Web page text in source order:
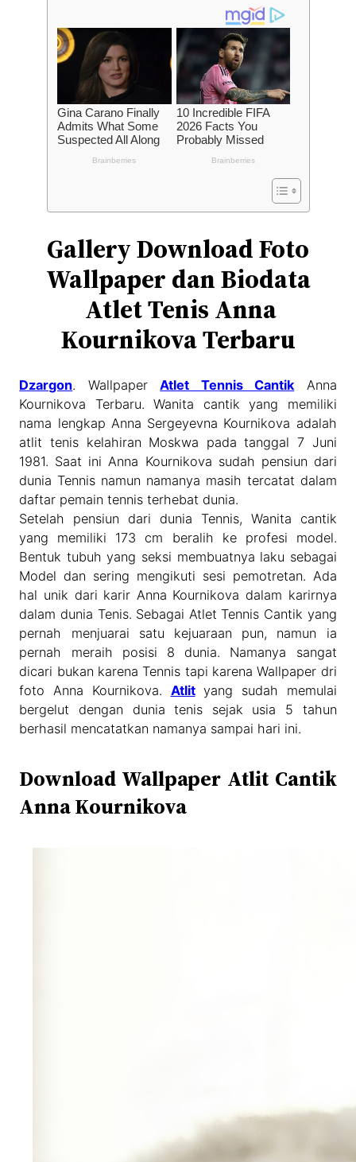
Gallery Download Foto
Wallpaper dan Biodata
Atlet Tenis Anna
Kournikova Terbaru
Dzargon. WallpaperAtlet Tennis CantikAnna
Kournikova Terbaru. Wanita cantik yang memiliki
nama lengkap Anna Sergeyevna Kournikova adalah
atlit tenis kelahiran Moskwa pada tanggal 7 Juni
1981. Saat ini Anna Kournikova sudah pensiun dari
dunia Tennis namun namanya masih tercatat dalam
daftar pemain tennis terhebat dunia.
Setelah pensiun dari dunia Tennis, Wanita cantik
yang memiliki 173 cm beralih ke profesi model.
Bentuk tubuh yang seksi membuatnya laku sebagai
Model dan sering mengikuti sesi pemotretan. Ada
hal unik dari karir Anna Kournikova dalam karirnya
dalam dunia Tenis. Sebagai Atlet Tennis Cantik yang
pernah menjuarai satu kejuaraan pun, namun ia
pernah meraih posisi 8 dunia. Namanya sangat
dicari bukan karena Tennis tapi karena Wallpaper dri
foto Anna Kournikova. Atlityang sudah memulai
bergelut dengan dunia tenis sejak usia 5 tahun
berhasil mencatatkan namanya sampai hari ini.
Download Wallpaper Atlit Cantik
Anna Kournikova